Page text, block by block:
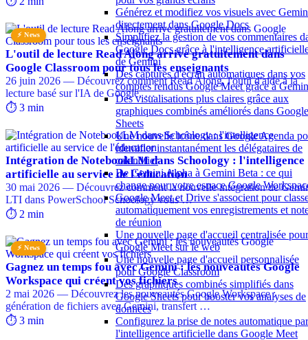
Générez et modifiez vos visuels avec
directement dans Google Docs
Simplifiez la gestion de vos commentaires
Google Docs grâce à l'intelligence
de Gemini
Des captures d'écran automatiques dans vos
comptes rendus Google Meet grâce à
Des visualisations plus claires grâce aux
graphiques combinés améliorés dans Google
Sheets
Une nouvelle icône dans Google Agenda
identifier instantanément les délégataires de
calendrier
De Gemini Alpha à Gemini Beta : ce qui
change pour votre espace Google
Google Meet et Drive s'associent pour
automatiquement vos enregistrements et
de réunion
Une nouvelle page d'accueil centralisée pour
Google Meet sur le web
Une nouvelle page d'accueil personnalisée
pour Google Classroom
Des graphiques combinés simplifiés dans
Google Sheets pour booster vos analyses de
données
Configurez la prise de notes automatique par
l'intelligence artificielle dans Google Meet
⚡ News
L'outil de lecture Read Along arrive gratuitement dans
Google Classroom pour tous les enseignants
26 juin 2026 — Découvrez comment Read Along, l'outil d'aide à la
lecture basé sur l'IA de Google, …
⏱️ 3 min
Intégration de NotebookLM dans Schoology : l'intelligence
artificielle au service de l'éducation
30 mai 2026 — Découvrez comment la nouvelle intégration de
LTI dans PowerSchool Schoology vous …
⏱️ 2 min
⚡ News
Gagnez un temps fou avec Gemini : les nouveautés Google
Workspace qui créent vos fichiers
2 mai 2026 — Découvrez les nouveautés Google Workspace :
génération de fichiers avec Gemini, transfert …
⏱️ 3 min